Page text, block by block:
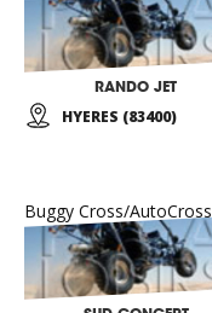
RANDO JET
HYERES (83400)
Buggy Cross/AutoCross